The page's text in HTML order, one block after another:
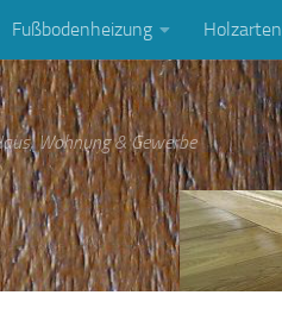
Fußbodenheizung Holzarten
Wohnung & Gewerbe